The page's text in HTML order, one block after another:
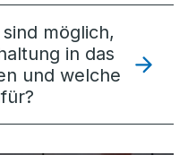
möglich,
in das
und welche